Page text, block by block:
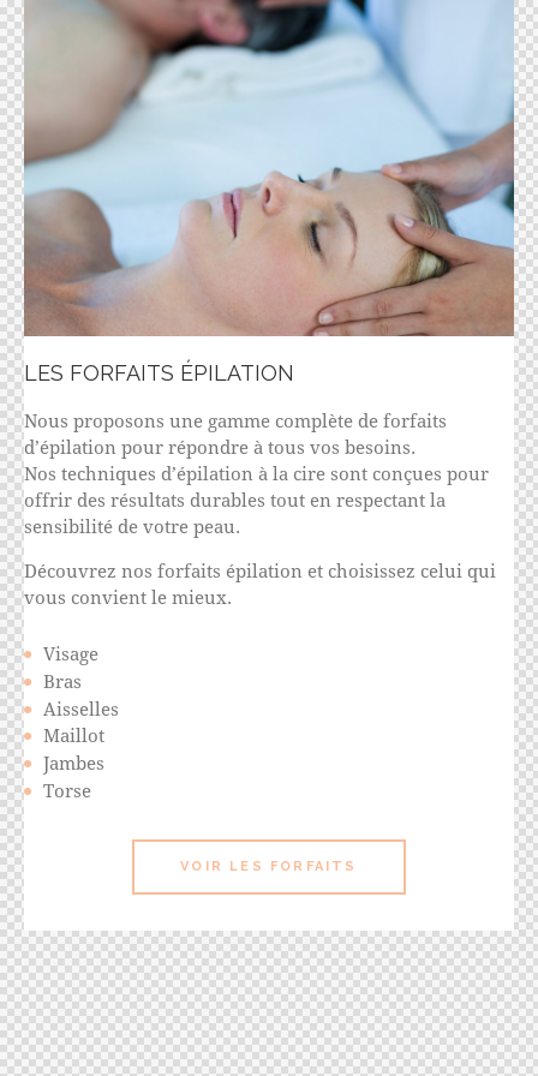
LES FORFAITS ÉPILATION
Nous proposons une gamme complète de forfaits
d’épilation pour répondre à tous vos besoins.
Nos techniques d’épilation à la cire sont conçues pour
offrir des résultats durables tout en respectant la
sensibilité de votre peau.
Découvrez nos forfaits épilation et choisissez celui qui
vous convient le mieux.
Visage
Bras
Aisselles
Maillot
Jambes
Torse
VOIR LES FORFAITS